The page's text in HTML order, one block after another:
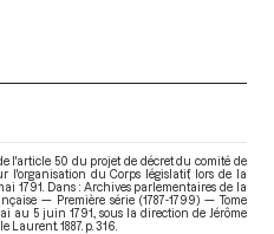
l'article 50 du projet de décret du comité de
l'organisation du Corps législatif, lors de la
1791. Dans : Archives parlementaires de la
— Première série (1787-1799) — Tome
au 5 juin 1791.
, sous la direction de Jérôme
Laurent. 1887. p. 316.